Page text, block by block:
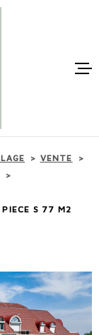
VENTES
MAIL -
VENTE
PIECE S 77 M2